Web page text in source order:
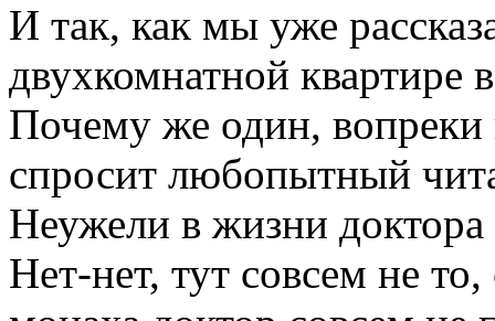
И так, как мы уже
двухкомнатной квартире
Почему же один,
спросит любопытный
Неужели в жизни
Нет-нет, тут совсем не